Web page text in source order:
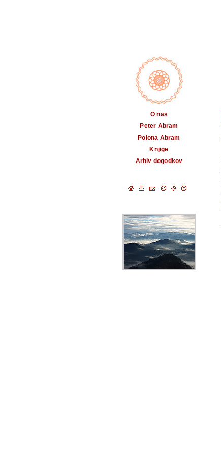
O nas
Peter Abram
Polona Abram
Knjige
Arhiv dogodkov